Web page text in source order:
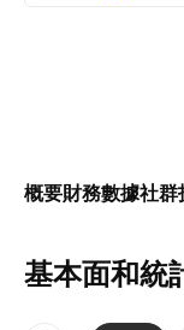
概要財務數據社群
基本面和統